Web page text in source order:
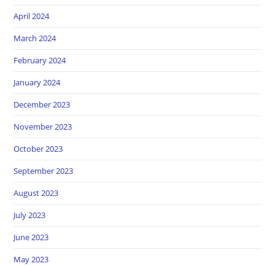
April 2024
March 2024
February 2024
January 2024
December 2023
November 2023
October 2023
September 2023
August 2023
July 2023
June 2023
May 2023